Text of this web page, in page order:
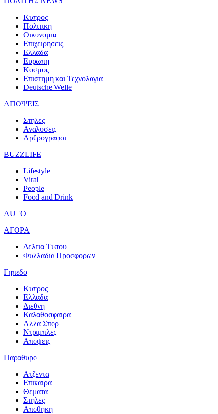
Κυπρος
Πολιτικη
Οικονομια
Επιχειρησεις
Ελλαδα
Ευρωπη
Κοσμος
Επιστημη και Τεχνολογια
Deutsche Welle
ΑΠΟΨΕΙΣ
Στηλες
Αναλυσεις
Αρθρογραφοι
BUZZLIFE
Lifestyle
Viral
People
Food and Drink
AUTO
ΑΓΟΡΑ
Δελτια Τυπου
Φυλλαδια Προσφορων
Γηπεδο
Κυπρος
Ελλαδα
Διεθνη
Καλαθοσφαιρα
Αλλα Σπορ
Ντριμπλες
Αποψεις
Παραθυρο
Ατζεντα
Επικαιρα
Θεματα
Στηλες
Αποθηκη